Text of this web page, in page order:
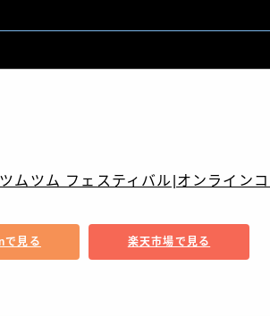
ムツム フェスティバル|オンライン
見る 楽天市場で見る